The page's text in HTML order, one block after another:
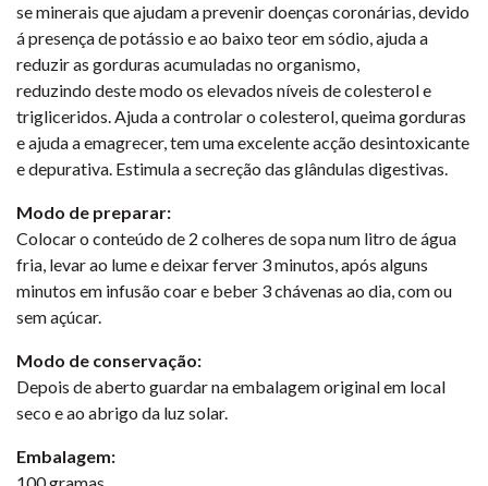
se minerais que ajudam a prevenir doenças coronárias, devido
á presença de potássio e ao baixo teor em sódio, ajuda a
reduzir as gorduras acumuladas no organismo,
reduzindo deste modo os elevados níveis de colesterol e
trigliceridos. Ajuda a controlar o colesterol, queima gorduras
e ajuda a emagrecer, tem uma excelente acção desintoxicante
e depurativa. Estimula a secreção das glândulas digestivas.
Modo de preparar:
Colocar o conteúdo de 2 colheres de sopa num litro de água
fria, levar ao lume e deixar ferver 3 minutos, após alguns
minutos em infusão coar e beber 3 chávenas ao dia, com ou
sem açúcar.
Modo de conservação:
Depois de aberto guardar na embalagem original em local
seco e ao abrigo da luz solar.
Embalagem: